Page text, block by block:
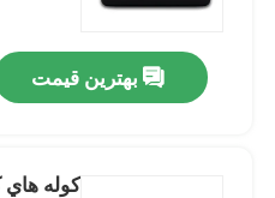
بهترین قیمت
کوله